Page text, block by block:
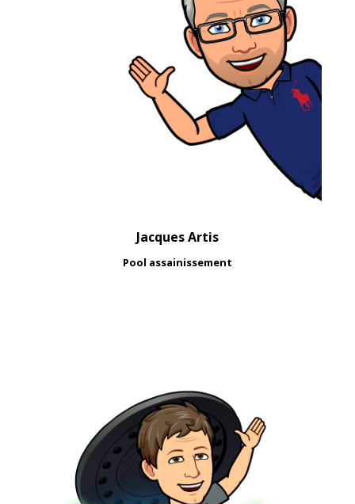
Jacques Artis
Pool assainissement